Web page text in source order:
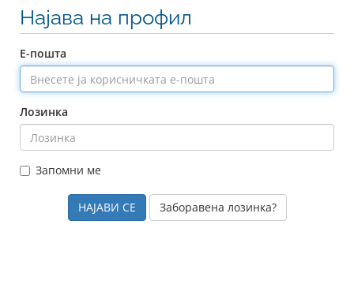
Најава на профил
Е-пошта
Лозинка
Запомни ме
Заборавена лозинка?